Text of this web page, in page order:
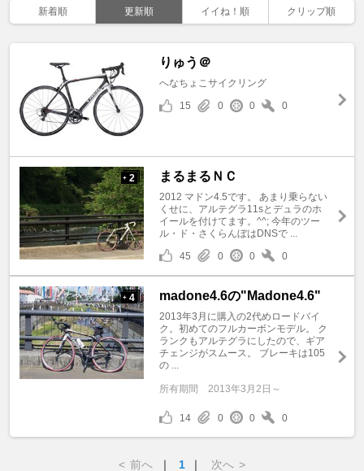
新着順 更新順 イイね！順 クリップ順
りゅう＠
へなちょこサイクリング
15
0 0 0
+ 2 まるまるＮＣ
2012 マドン4.5です。 あまり乗らない
くせに、アルテグラ11sとデュラのホ
イールを付けてます。^^; 今年のツー
ル・ド・さくらんぼはDNSで ...
45
0 0 0
+ 4 madone4.6の"Madone4.6"
2013年3月に購入の2代めロードバイ
ク。初めてのフルカーボンモデル。 ク
ランクもアルテグラにしたので、ギア
チェンジがスムース。 ブレーキは105
の ...
所有期間 2013年3月2日～
14 0 0 0
< 前へ ｜ 1 ｜ 次へ >